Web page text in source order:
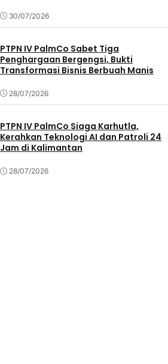
30/07/2026
PTPN IV PalmCo Sabet Tiga
Penghargaan Bergengsi, Bukti
Transformasi Bisnis Berbuah Manis
28/07/2026
PTPN IV PalmCo Siaga Karhutla,
Kerahkan Teknologi AI dan Patroli 24
Jam di Kalimantan
28/07/2026